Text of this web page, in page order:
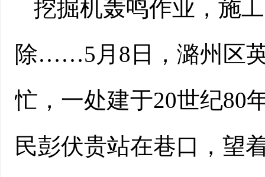
挖掘机轰鸣作业，施
除……5月8日，潞州区
忙，一处建于20世纪80
民彭伏贵站在巷口，望